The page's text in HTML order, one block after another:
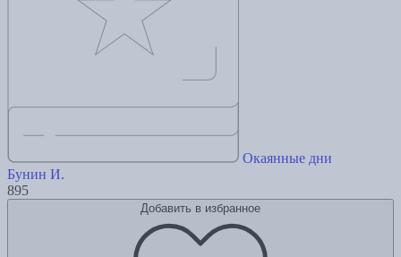
Окаянные дни
Бунин И.
895
Добавить в избранное